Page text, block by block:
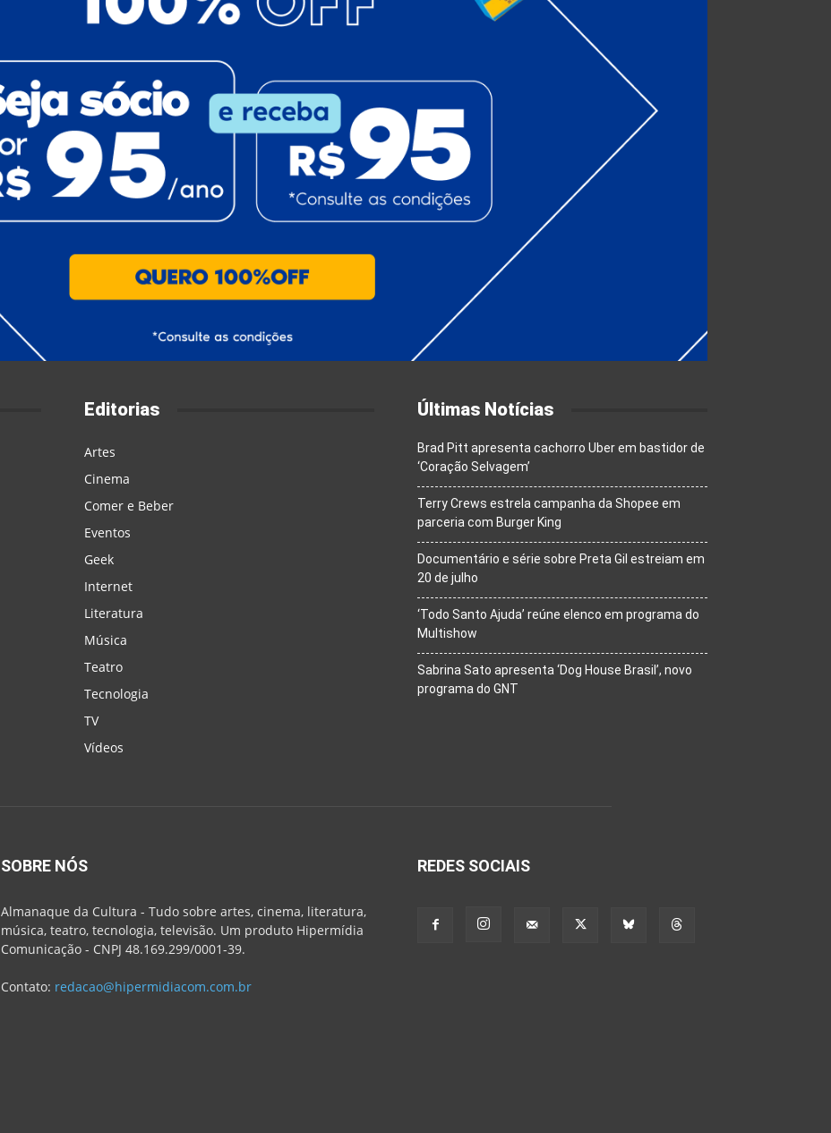
Editorias
Artes
Cinema
Comer e Beber
Eventos
Geek
Internet
Literatura
Música
Teatro
Tecnologia
TV
Vídeos
Últimas Notícias
Brad Pitt apresenta cachorro Uber em bastidor de
‘Coração Selvagem’
Terry Crews estrela campanha da Shopee em
parceria com Burger King
Documentário e série sobre Preta Gil estreiam em
20 de julho
‘Todo Santo Ajuda’ reúne elenco em programa do
Multishow
Sabrina Sato apresenta ‘Dog House Brasil’, novo
programa do GNT
SOBRE NÓS
Almanaque da Cultura - Tudo sobre artes, cinema, literatura,
música, teatro, tecnologia, televisão. Um produto Hipermídia
Comunicação - CNPJ 48.169.299/0001-39.
Contato: redacao@hipermidiacom.com.br
REDES SOCIAIS